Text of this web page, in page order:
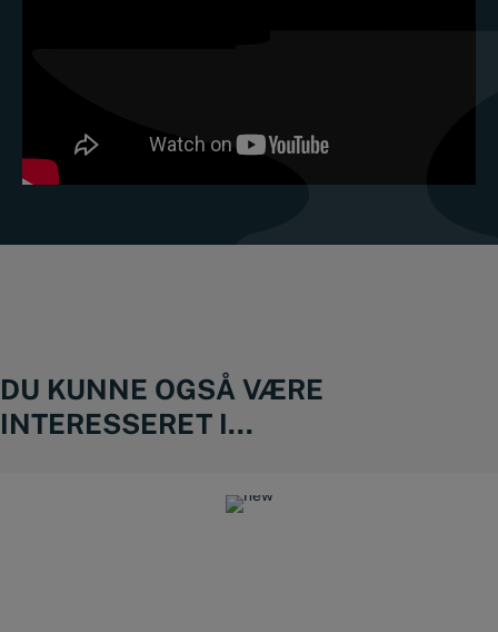
DU KUNNE OGSÅ VÆRE
INTERESSERET I...